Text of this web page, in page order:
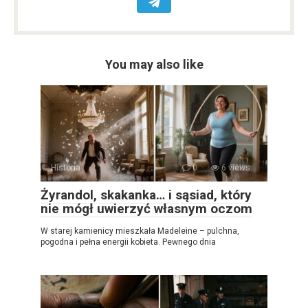
You may also like
Historia 0 6 views
Żyrandol, skakanka… i sąsiad, który
nie mógł uwierzyć własnym oczom
W starej kamienicy mieszkała Madeleine – pulchna,
pogodna i pełna energii kobieta. Pewnego dnia